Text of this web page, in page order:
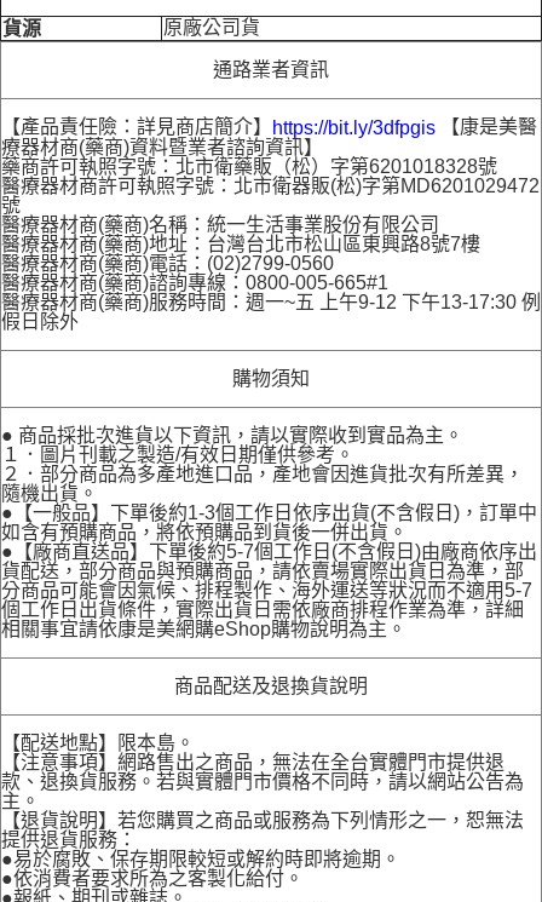
貨源 原廠公司貨
通路業者資訊
【產品責任險：詳見商店簡介】 https://bit.ly/3dfpgis 【康是美醫
療器材商(藥商)資料暨業者諮詢資訊】
藥商許可執照字號：北市衛藥販（松）字第6201018328號
醫療器材商許可執照字號：北市衛器販(松)字第MD6201029472
號
醫療器材商(藥商)名稱：統一生活事業股份有限公司
醫療器材商(藥商)地址：台灣台北市松山區東興路8號7樓
醫療器材商(藥商)電話：(02)2799-0560
醫療器材商(藥商)諮詢專線：0800-005-665#1
醫療器材商(藥商)服務時間：週一~五 上午9-12 下午13-17:30 例
假日除外
購物須知
● 商品採批次進貨以下資訊，請以實際收到實品為主。
１．圖片刊載之製造/有效日期僅供參考。
２．部分商品為多產地進口品，產地會因進貨批次有所差異，
隨機出貨。
●【一般品】下單後約1-3個工作日依序出貨(不含假日)，訂單中
如含有預購商品，將依預購品到貨後一併出貨。
●【廠商直送品】下單後約5-7個工作日(不含假日)由廠商依序出
貨配送，部分商品與預購商品，請依賣場實際出貨日為準，部
分商品可能會因氣候、排程製作、海外運送等狀況而不適用5-7
個工作日出貨條件，實際出貨日需依廠商排程作業為準，詳細
相關事宜請依康是美網購eShop購物說明為主。
商品配送及退換貨說明
【配送地點】限本島。
【注意事項】網路售出之商品，無法在全台實體門市提供退
款、退換貨服務。若與實體門市價格不同時，請以網站公告為
主。
【退貨說明】若您購買之商品或服務為下列情形之一，恕無法
提供退貨服務：
●易於腐敗、保存期限較短或解約時即將逾期。
●依消費者要求所為之客製化給付。
●報紙、期刊或雜誌。